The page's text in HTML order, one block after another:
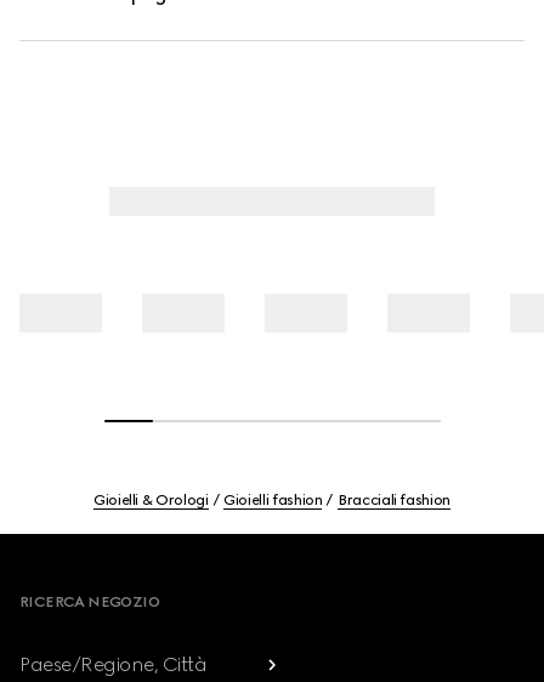
Gioielli & Orologi Gioielli fashion Bracciali fashion
RICERCA NEGOZIO
Paese/Regione, Città